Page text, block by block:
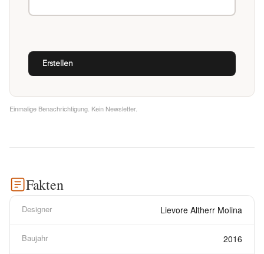
Einmalige Benachrichtigung. Kein Newsletter.
Fakten
Designer Lievore Altherr Molina
Baujahr 2016